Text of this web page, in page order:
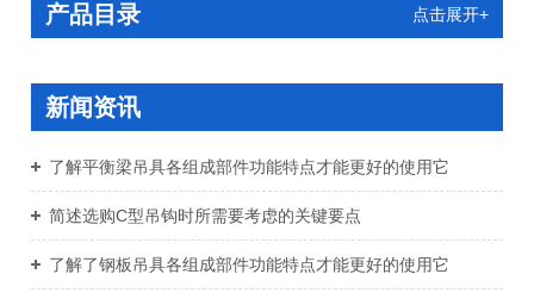
产品目录 点击展开+
新闻资讯
了解平衡梁吊具各组成部件功能特点才能更好的使用它
简述选购C型吊钩时所需要考虑的关键要点
了解了钢板吊具各组成部件功能特点才能更好的使用它